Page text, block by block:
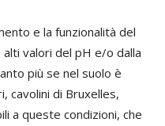
e la funzionalità del
valori del pH e/o dalla
più se nel suolo è
cavolini di Bruxelles,
a queste condizioni, che